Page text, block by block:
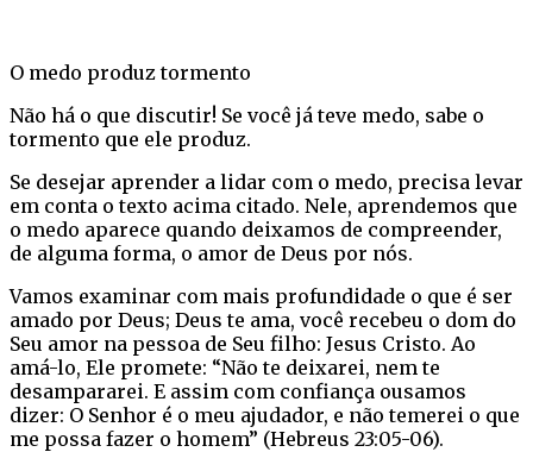
O medo produz tormento
Não há o que discutir! Se você já teve medo, sabe o
tormento que ele produz.
Se desejar aprender a lidar com o medo, precisa levar
em conta o texto acima citado. Nele, aprendemos que
o medo aparece quando deixamos de compreender,
de alguma forma, o amor de Deus por nós.
Vamos examinar com mais profundidade o que é ser
amado por Deus; Deus te ama, você recebeu o dom do
Seu amor na pessoa de Seu filho: Jesus Cristo. Ao
amá-lo, Ele promete: “Não te deixarei, nem te
desampararei. E assim com confiança ousamos
dizer: O Senhor é o meu ajudador, e não temerei o que
me possa fazer o homem” (Hebreus 23:05-06).